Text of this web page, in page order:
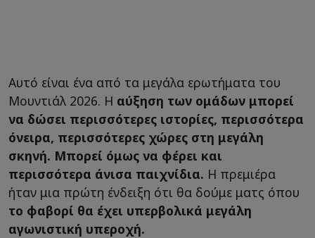
Αυτό είναι ένα από τα μεγάλα ερωτήματα του
Μουντιάλ 2026. Η αύξηση των ομάδων μπορεί
να δώσει περισσότερες ιστορίες, περισσότερα
όνειρα, περισσότερες χώρες στη μεγάλη
σκηνή. Μπορεί όμως να φέρει και
περισσότερα άνισα παιχνίδια. Η πρεμιέρα
ήταν μια πρώτη ένδειξη ότι θα δούμε ματς όπου
το φαβορί θα έχει υπερβολικά μεγάλη
αγωνιστική υπεροχή.